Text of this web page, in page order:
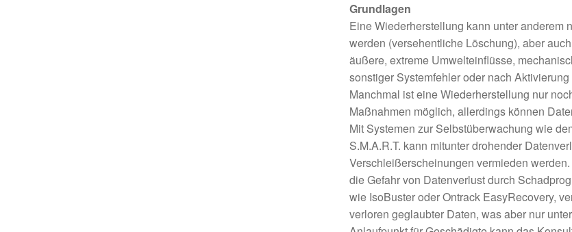
Grundlagen
Eine Wiederherstellung kann unter
werden (versehentliche Löschung), aber
äußere, extreme Umwelteinflüsse,
sonstiger Systemfehler oder nach
Manchmal ist eine Wiederherstellung nur
Maßnahmen möglich, allerdings können
Mit Systemen zur Selbstüberwachung wie
S.M.A.R.T. kann mitunter drohender
Verschleißerscheinungen vermieden
die Gefahr von Datenverlust durch
wie IsoBuster oder Ontrack EasyRecovery,
verloren geglaubter Daten, was aber nur